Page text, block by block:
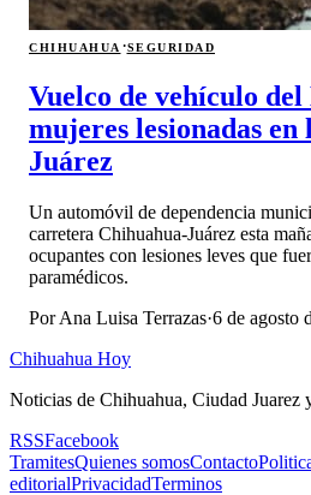
CHIHUAHUA ·SEGURIDAD
Vuelco de vehículo
mujeres lesionadas
Juárez
Un automóvil de dependencia
carretera Chihuahua-Juárez esta
ocupantes con lesiones leves que
paramédicos.
PorAna Luisa Terrazas·6 de agosto
Chihuahua Hoy
Noticias de Chihuahua, Ciudad Juarez
RSSFacebook
TramitesQuienes somosContacto
editorialPrivacidadTerminos